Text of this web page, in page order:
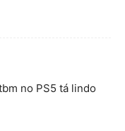
no PS5 tá lindo